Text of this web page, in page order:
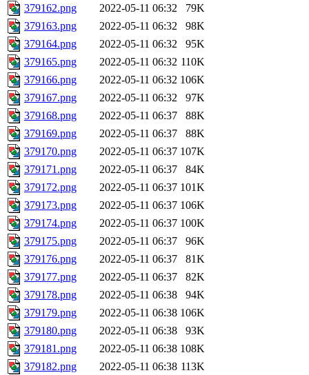
379162.png
2022-05-11 06:32
79K
379163.png
2022-05-11 06:32
98K
379164.png
2022-05-11 06:32
95K
379165.png
2022-05-11 06:32 110K
379166.png
2022-05-11 06:32 106K
379167.png
2022-05-11 06:32
97K
379168.png
2022-05-11 06:37
88K
379169.png
2022-05-11 06:37
88K
379170.png
2022-05-11 06:37 107K
379171.png
2022-05-11 06:37
84K
379172.png
2022-05-11 06:37 101K
379173.png
2022-05-11 06:37 106K
379174.png
2022-05-11 06:37 100K
379175.png
2022-05-11 06:37
96K
379176.png
2022-05-11 06:37
81K
379177.png
2022-05-11 06:37
82K
379178.png
2022-05-11 06:38
94K
379179.png
2022-05-11 06:38 106K
379180.png
2022-05-11 06:38
93K
379181.png
2022-05-11 06:38 108K
379182.png
2022-05-11 06:38 113K